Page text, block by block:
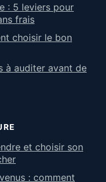
: 5 leviers pour
frais
choisir le bon
à auditer avant de
et choisir son
: comment